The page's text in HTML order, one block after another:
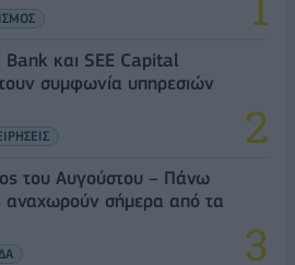
και SEE Capital
συμφωνία υπηρεσιών
του Αυγούστου – Πάνω
αναχωρούν σήμερα από τα